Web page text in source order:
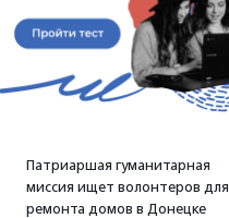
Патриаршая гуманитарная
миссия ищет волонтеров для
ремонта домов в Донецке